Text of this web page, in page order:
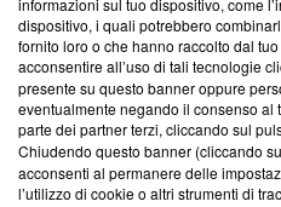
‘Trust Project - News with
ancora membro del
parte; Trust Project non ha
conformità agli standard.
Su di noi
Team editoriale
informazioni sul tuo dispositivo, come
dispositivo, i quali potrebbero
fornito loro o che hanno raccolto dal
acconsentire all’uso di tali tecnologie
presente su questo banner oppure
eventualmente negando il consenso al
parte dei partner terzi, cliccando sul
Chiudendo questo banner (cliccando
acconsenti al permanere delle
l’utilizzo di cookie o altri strumenti di